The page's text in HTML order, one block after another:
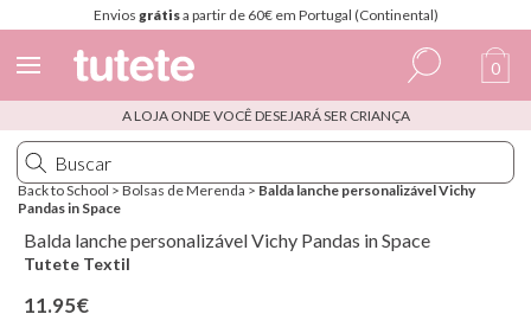
Envios grátisa partir de 60€ em Portugal (Continental)
Espanhol
Italiano
Inglês
Português
0
A LOJA ONDE VOCÊ DESEJARÁ SER CRIANÇA
Back to School > Bolsas de Merenda > Balda lanche personalizável Vichy
Pandas in Space
Balda lanche personalizável Vichy Pandas in Space
Tutete Textil
11.95€